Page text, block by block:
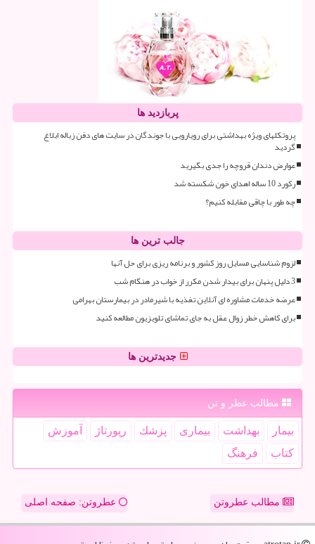
پربازدید ها
پروتکلهای ویژه بهداشتی برای رویارویی با جوندگان در سایت های دفن زباله ابلاغ
گردید
عوارض دندان قروچه را جدی بگیرید
رکورد 10 ساله اهدای خون شکسته شد
چه طور با چاقی مقابله کنیم؟
جالب ترین ها
لزوم شناسایی مسایل روز کشور و برنامه ریزی برای حل آنها
3 دلیل پنهان برای بیدار شدن مکرر از خواب در هنگام شب
عرضه خدمات مشاوره ای آنلاین تغذیه با شیرمادر در بیمارستان بهرامی
برای کاهش خطر زوال عقل به جای تماشای تلویزیون مطالعه کنید
جدیدترین ها
مطالب عطر و تن
بیمار بهداشت بیماری پزشك رپورتاژ
آموزش
كتاب
فرهنگ
مطالب عطروتن عطروتن: صفحه اصلی